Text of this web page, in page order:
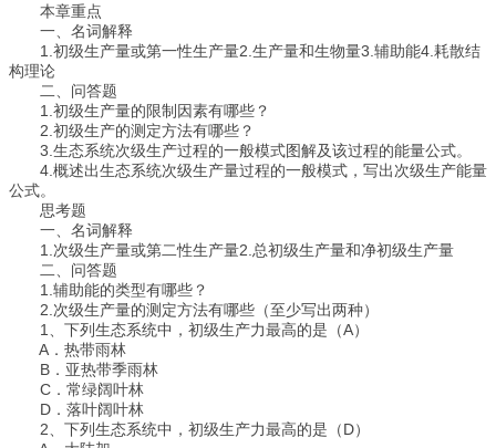
本章重点
一、名词解释
1.初级生产量或第一性生产量2.生产量和生物量3.辅助能4.耗散结
构理论
二、问答题
1.初级生产量的限制因素有哪些？
2.初级生产的测定方法有哪些？
3.生态系统次级生产过程的一般模式图解及该过程的能量公式。
4.概述出生态系统次级生产量过程的一般模式，写出次级生产能量
公式。
思考题
一、名词解释
1.次级生产量或第二性生产量2.总初级生产量和净初级生产量
二、问答题
1.辅助能的类型有哪些？
2.次级生产量的测定方法有哪些（至少写出两种）
1、下列生态系统中，初级生产力最高的是（A）
A．热带雨林
B．亚热带季雨林
C．常绿阔叶林
D．落叶阔叶林
2、下列生态系统中，初级生产力最高的是（D）